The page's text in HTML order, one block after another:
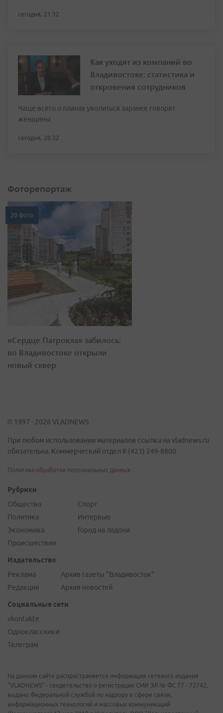
сегодня, 21:32
Как уходят из компаний во
Владивостоке: статистика и
откровения сотрудников
Чаще всего о планах уволиться заранее говорят
женщины
сегодня, 20:32
Фоторепортаж
20 фото
«Сердце Патрокла» забилось:
во Владивостоке открыли
новый сквер
© 1997 - 2026 VLADNEWS
При любом использовании материалов ссылка на vladnews.ru
обязательна. Коммерческий отдел 8 (423) 249-8800
Политика обработки персональных данных
Рубрики
Общество
Политика
Экономика
Происшествия
Спорт
Интервью
Город на ладони
Издательство
Реклама
Редакция
Архив газеты "Владивосток"
Архив новостей
Социальные сети
vkontakte
Одноклассники
Телеграм
На данном сайте распространяется информация сетевого издания
"VLADNEWS" - свидетельство о регистрации СМИ ЭЛ № ФС 77 - 72742,
выдано Федеральной службой по надзору в сфере связи,
информационных технологий и массовых коммуникаций